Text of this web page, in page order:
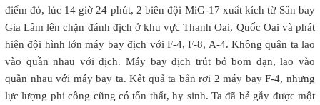
điểm đó, lúc 14 giờ 24 phút, 2 biên đội MiG-17 xuất kích từ Sân bay
Gia Lâm lên chặn đánh địch ở khu vực Thanh Oai, Quốc Oai và phát
hiện đội hình lớn máy bay địch với F-4, F-8, A-4. Không quân ta lao
vào quần nhau với địch. Máy bay địch trút bỏ bom đạn, lao vào
quần nhau với máy bay ta. Kết quả ta bắn rơi 2 máy bay F-4, nhưng
lực lượng phi công cũng có tổn thất, hy sinh. Ta đã bẻ gẫy được một